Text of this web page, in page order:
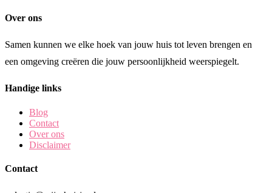
Over ons
Samen kunnen we elke hoek van jouw huis tot leven brengen en
een omgeving creëren die jouw persoonlijkheid weerspiegelt.
Handige links
Blog
Contact
Over ons
Disclaimer
Contact